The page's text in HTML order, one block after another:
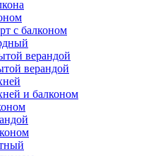
с балконом
верандой
верандой
и балконом